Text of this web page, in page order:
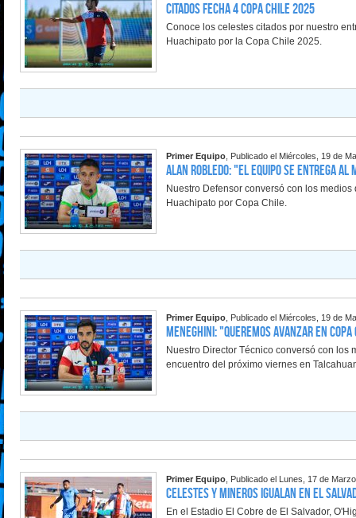
Citados Fecha 4 Copa Chile 2025
Conoce los celestes citados por nuestro
Huachipato por la Copa Chile 2025.
Primer Equipo , Publicado el Miércoles, 19 de
Alan Robledo: "El equipo se entrega al
Nuestro Defensor conversó con los
Huachipato por Copa Chile.
Primer Equipo , Publicado el Miércoles, 19 de
Meneghini: "Queremos avanzar en
Nuestro Director Técnico conversó con
encuentro del próximo viernes en
Primer Equipo , Publicado el Lunes, 17 de
Celestes y Mineros igualan en El
En el Estadio El Cobre de El Salvador,